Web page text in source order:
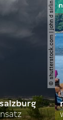
© shutterstock.com | john d sirlin